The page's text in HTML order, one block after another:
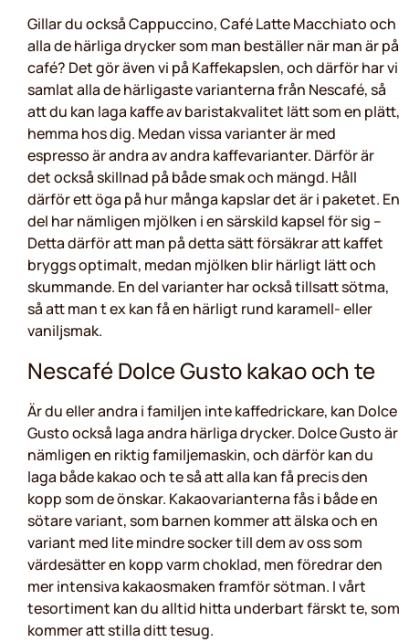
Gillar du också Cappuccino, Café Latte Macchiato och
alla de härliga drycker som man beställer när man är på
café? Det gör även vi på Kaffekapslen, och därför har vi
samlat alla de härligaste varianterna från Nescafé, så
att du kan laga kaffe av baristakvalitet lätt som en plätt,
hemma hos dig. Medan vissa varianter är med
espresso är andra av andra kaffevarianter. Därför är
det också skillnad på både smak och mängd. Håll
därför ett öga på hur många kapslar det är i paketet. En
del har nämligen mjölken i en särskild kapsel för sig –
Detta därför att man på detta sätt försäkrar att kaffet
bryggs optimalt, medan mjölken blir härligt lätt och
skummande. En del varianter har också tillsatt sötma,
så att man t ex kan få en härligt rund karamell- eller
vaniljsmak.
Nescafé Dolce Gusto kakao och te
Är du eller andra i familjen inte kaffedrickare, kan Dolce
Gusto också laga andra härliga drycker. Dolce Gusto är
nämligen en riktig familjemaskin, och därför kan du
laga både kakao och te så att alla kan få precis den
kopp som de önskar. Kakaovarianterna fås i både en
sötare variant, som barnen kommer att älska och en
variant med lite mindre socker till dem av oss som
värdesätter en kopp varm choklad, men föredrar den
mer intensiva kakaosmaken framför sötman. I vårt
tesortiment kan du alltid hitta underbart färskt te, som
kommer att stilla ditt tesug.